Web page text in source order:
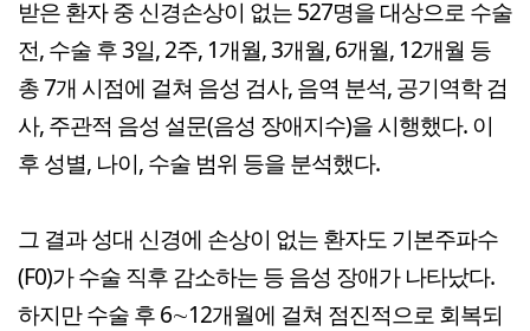
받은 환자 중 신경손상이 없는 527명을 대상으로 수술
전, 수술 후 3일, 2주, 1개월, 3개월, 6개월, 12개월 등
총 7개 시점에 걸쳐 음성 검사, 음역 분석, 공기역학 검
사, 주관적 음성 설문(음성 장애지수)을 시행했다. 이
후 성별, 나이, 수술 범위 등을 분석했다.
그 결과 성대 신경에 손상이 없는 환자도 기본주파수
(F0)가 수술 직후 감소하는 등 음성 장애가 나타났다.
하지만 수술 후 6∼12개월에 걸쳐 점진적으로 회복되